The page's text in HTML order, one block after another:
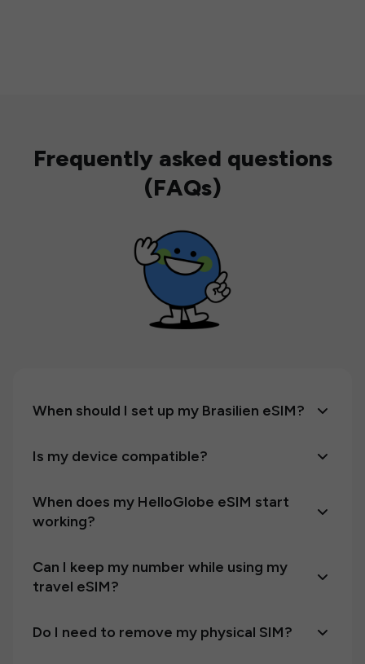
Frequently asked questions
(FAQs)
When should I set up my Brasilien eSIM?
Is my device compatible?
When does my HelloGlobe eSIM start
working?
Can I keep my number while using my
travel eSIM?
Do I need to remove my physical SIM?